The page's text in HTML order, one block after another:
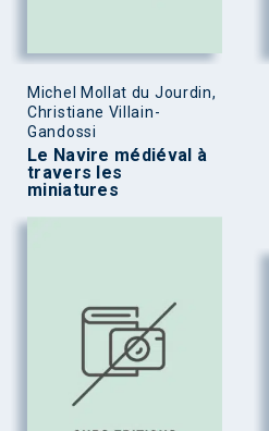
Michel Mollat du Jourdin,
Christiane Villain-
Gandossi
Le Navire médiéval à
travers les
miniatures